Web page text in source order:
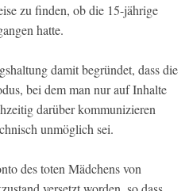
zu finden, ob die 15-jährige
hatte.
damit begründet, dass die
bei dem man nur auf Inhalte
darüber kommunizieren
unmöglich sei.
des toten Mädchens von